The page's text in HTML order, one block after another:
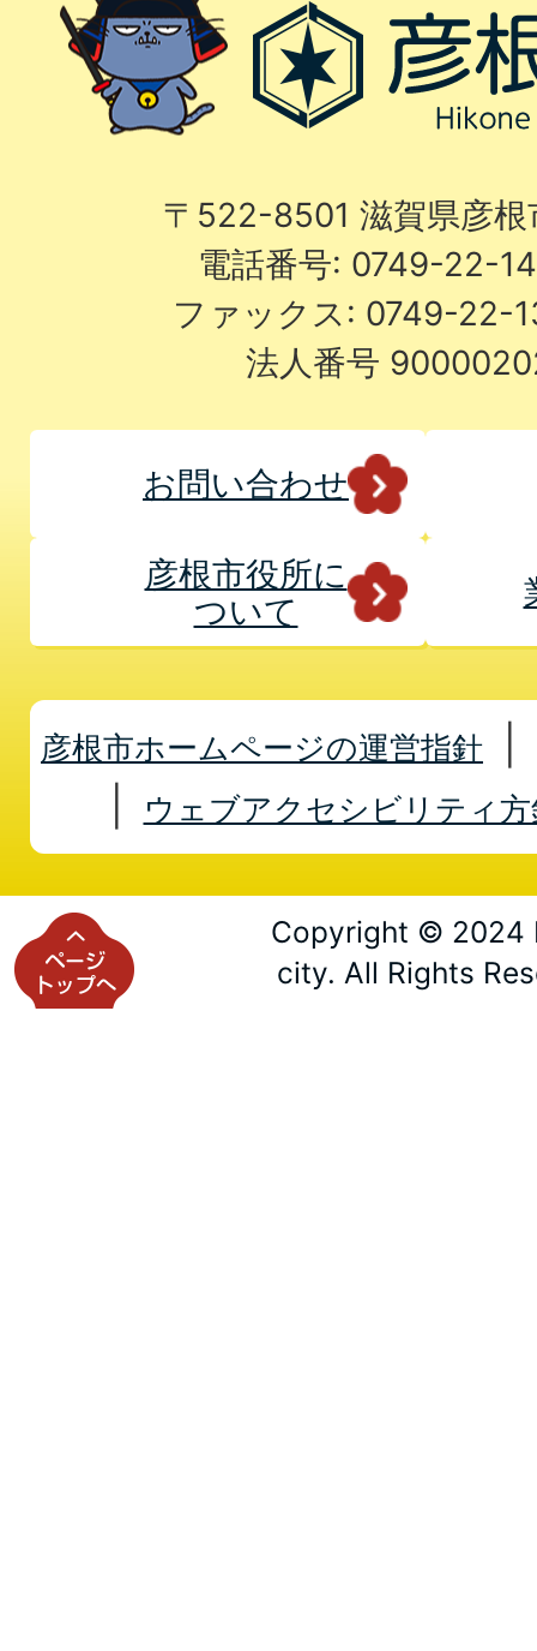
〒522-8501 滋賀県彦
電話番号: 0749-22-
ファックス: 0749-22-
法人番号
お問い合わせ
彦根市役所に
ついて
彦根市ホームページの運営指針
ウェブアクセシビリティ方
Copyright © 2024
city. All Rights